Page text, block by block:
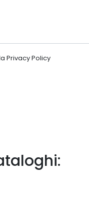
Privacy Policy